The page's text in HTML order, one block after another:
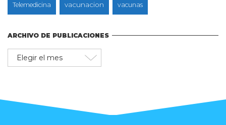
Telemedicina vacunacion vacunas
ARCHIVO DE PUBLICACIONES
Archivo
de